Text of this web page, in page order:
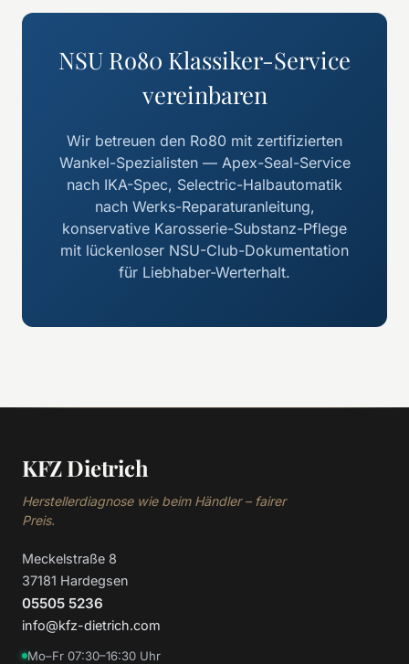
NSU Ro80 Klassiker-Service
vereinbaren
Wir betreuen den Ro80 mit zertifizierten
Wankel-Spezialisten — Apex-Seal-Service
nach IKA-Spec, Selectric-Halbautomatik
nach Werks-Reparaturanleitung,
konservative Karosserie-Substanz-Pflege
mit lückenloser NSU-Club-Dokumentation
für Liebhaber-Werterhalt.
KFZ Dietrich
Herstellerdiagnose wie beim Händler – fairer
Preis.
Meckelstraße 8
37181 Hardegsen
05505 5236
info@kfz-dietrich.com
Mo–Fr 07:30–16:30 Uhr